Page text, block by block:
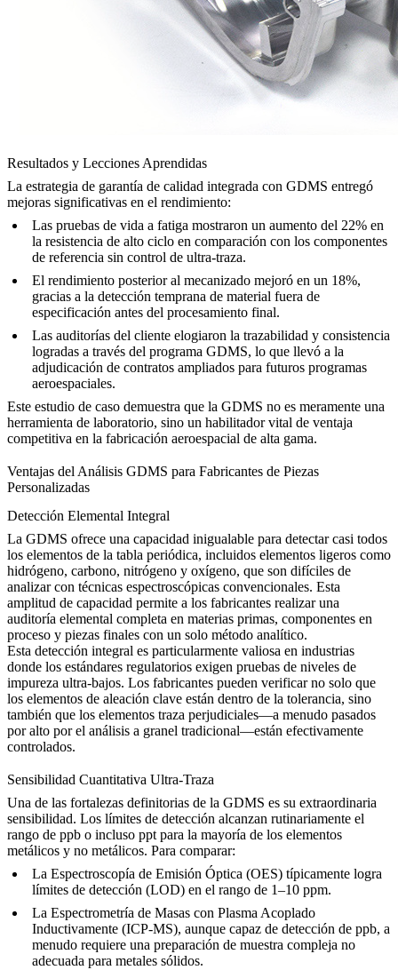
Resultados y Lecciones Aprendidas
La estrategia de garantía de calidad integrada con GDMS entregó
mejoras significativas en el rendimiento:
Las pruebas de vida a fatiga mostraron un aumento del 22% en
la resistencia de alto ciclo en comparación con los componentes
de referencia sin control de ultra-traza.
El rendimiento posterior al mecanizado mejoró en un 18%,
gracias a la detección temprana de material fuera de
especificación antes del procesamiento final.
Las auditorías del cliente elogiaron la trazabilidad y consistencia
logradas a través del programa GDMS, lo que llevó a la
adjudicación de contratos ampliados para futuros programas
aeroespaciales.
Este estudio de caso demuestra que la GDMS no es meramente una
herramienta de laboratorio, sino un habilitador vital de ventaja
competitiva en la fabricación aeroespacial de alta gama.
Ventajas del Análisis GDMS para Fabricantes de Piezas
Personalizadas
Detección Elemental Integral
La GDMS ofrece una capacidad inigualable para detectar casi todos
los elementos de la tabla periódica, incluidos elementos ligeros como
hidrógeno, carbono, nitrógeno y oxígeno, que son difíciles de
analizar con técnicas espectroscópicas convencionales. Esta
amplitud de capacidad permite a los fabricantes realizar una
auditoría elemental completa en materias primas, componentes en
proceso y piezas finales con un solo método analítico.
Esta detección integral es particularmente valiosa en industrias
donde los estándares regulatorios exigen pruebas de niveles de
impureza ultra-bajos. Los fabricantes pueden verificar no solo que
los elementos de aleación clave están dentro de la tolerancia, sino
también que los elementos traza perjudiciales—a menudo pasados
por alto por el análisis a granel tradicional—están efectivamente
controlados.
Sensibilidad Cuantitativa Ultra-Traza
Una de las fortalezas definitorias de la GDMS es su extraordinaria
sensibilidad. Los límites de detección alcanzan rutinariamente el
rango de ppb o incluso ppt para la mayoría de los elementos
metálicos y no metálicos. Para comparar:
La Espectroscopía de Emisión Óptica (OES) típicamente logra
límites de detección (LOD) en el rango de 1–10 ppm.
La Espectrometría de Masas con Plasma Acoplado
Inductivamente (ICP-MS), aunque capaz de detección de ppb, a
menudo requiere una preparación de muestra compleja no
adecuada para metales sólidos.